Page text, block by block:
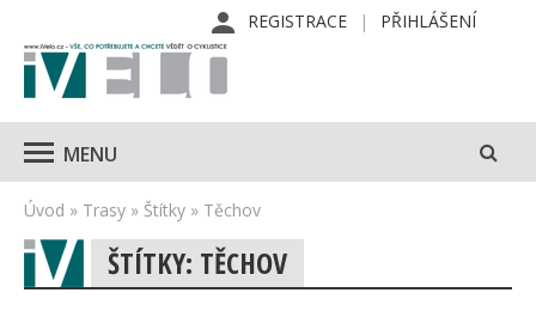
REGISTRACE PŘIHLÁŠENÍ
MENU
Úvod » Trasy » Štítky » Těchov
ŠTÍTKY: TĚCHOV